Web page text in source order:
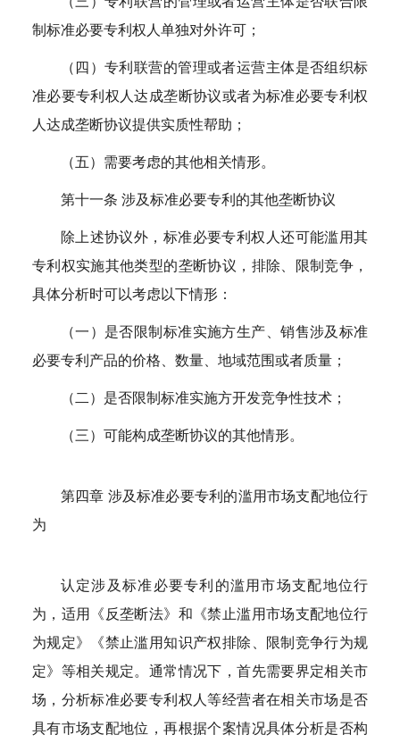
制标准必要专利权人单独对外许可；
（四）专利联营的管理或者运营主体是否组织标
准必要专利权人达成垄断协议或者为标准必要专利权
人达成垄断协议提供实质性帮助；
（五）需要考虑的其他相关情形。
第十一条 涉及标准必要专利的其他垄断协议
除上述协议外，标准必要专利权人还可能滥用其
专利权实施其他类型的垄断协议，排除、限制竞争，
具体分析时可以考虑以下情形：
（一）是否限制标准实施方生产、销售涉及标准
必要专利产品的价格、数量、地域范围或者质量；
（二）是否限制标准实施方开发竞争性技术；
（三）可能构成垄断协议的其他情形。
第四章 涉及标准必要专利的滥用市场支配地位行
为
认定涉及标准必要专利的滥用市场支配地位行
为，适用《反垄断法》和《禁止滥用市场支配地位行
为规定》《禁止滥用知识产权排除、限制竞争行为规
定》等相关规定。通常情况下，首先需要界定相关市
场，分析标准必要专利权人等经营者在相关市场是否
具有市场支配地位，再根据个案情况具体分析是否构